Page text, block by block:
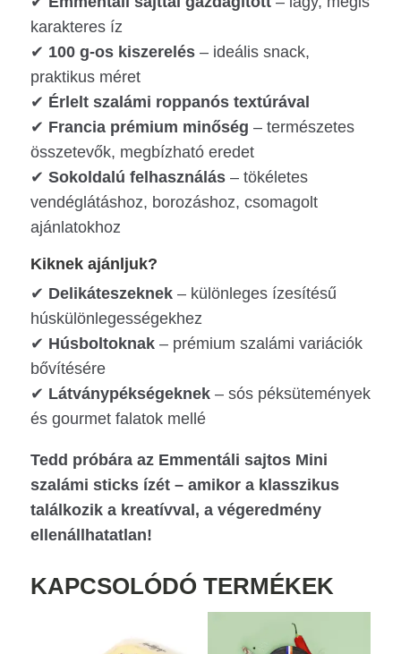
karakteres íz
✔ 100 g-os kiszerelés– ideális snack,
praktikus méret
✔ Érlelt szalámi roppanós textúrával
✔ Francia prémium minőség – természetes
összetevők, megbízható eredet
✔ Sokoldalú felhasználás– tökéletes
vendéglátáshoz, borozáshoz, csomagolt
ajánlatokhoz
Kiknek ajánljuk?
✔ Delikáteszeknek– különleges ízesítésű
húskülönlegességekhez
✔ Húsboltoknak– prémium szalámi variációk
bővítésére
✔ Látványpékségeknek– sós péksütemények
és gourmet falatok mellé
Tedd próbára az Emmentáli sajtos Mini
szalámi sticks ízét – amikor a klasszikus
találkozik a kreatívval, a végeredmény
ellenállhatatlan!
KAPCSOLÓDÓ TERMÉKEK